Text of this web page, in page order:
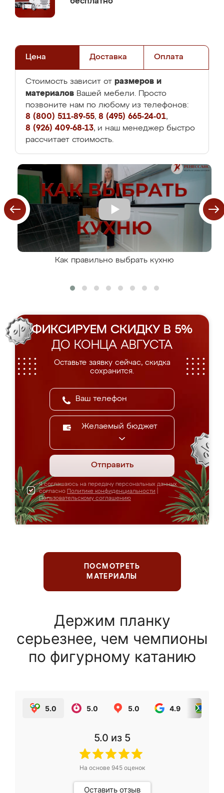
Цена Доставка Оплата
Стоимость зависит от размеров и
материалов Вашей мебели. Просто
позвоните нам по любому из телефонов:
8 (800) 511-89-55, 8 (495) 665-24-01,
8 (926) 409-68-13, и наш менеджер быстро
рассчитает стоимость.
Как правильно выбрать кухню
ФИКСИРУЕМ СКИДКУ В 5%
ДО КОНЦА АВГУСТА
Оставьте заявку сейчас, скидка
сохранится.
Желаемый бюджет
Отправить
Я соглашаюсь на передачу персональных данных
согласно Политике конфиденциальности
Пользовательскому соглашению
ПОСМОТРЕТЬ
МАТЕРИАЛЫ
Держим планку
серьезнее, чем чемпионы
по фигурному катанию
5.0 5.0 5.0 4.9
5.0 из 5
На основе 945оценок
Оставить отзыв